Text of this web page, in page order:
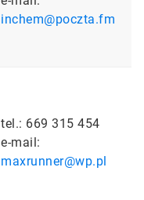
inchem@poczta.fm
tel.: 669 315 454
e-mail:
maxrunner@wp.pl